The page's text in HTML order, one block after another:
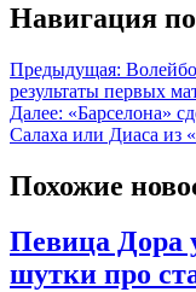
Навигация
Предыдущая:
результаты первых
Далее: «Барселона»
Салаха или Диаса из
Похожие
Певица Дора
шутки про